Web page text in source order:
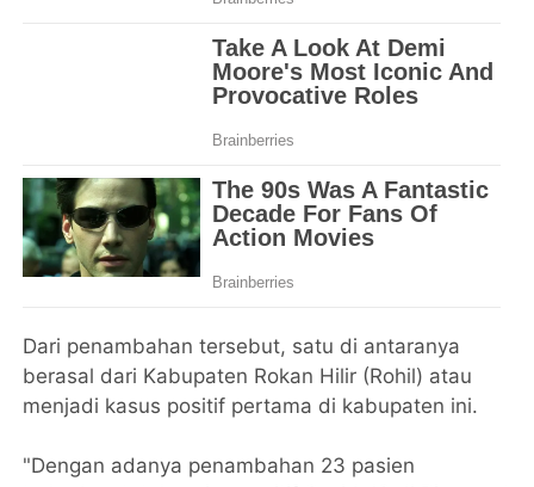
Dari penambahan tersebut, satu di antaranya
berasal dari Kabupaten Rokan Hilir (Rohil) atau
menjadi kasus positif pertama di kabupaten ini.
"Dengan adanya penambahan 23 pasien